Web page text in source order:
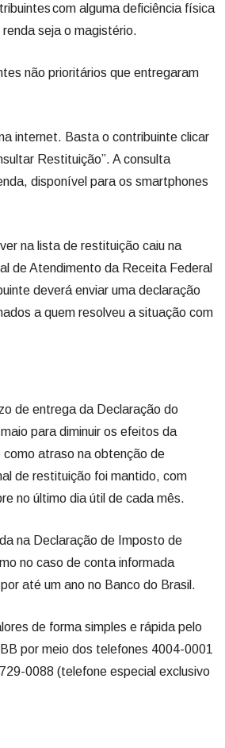
com alguma deficiência física
seja o magistério.
não prioritários que entregaram
internet. Basta o contribuinte clicar
Restituição”. A consulta
disponível para os smartphones
na lista de restituição caiu na
de Atendimento da Receita Federal
deverá enviar uma declaração
a quem resolveu a situação com
de entrega da Declaração do
para diminuir os efeitos da
como atraso na obtenção de
de restituição foi mantido, com
no último dia útil de cada mês.
na Declaração de Imposto de
no caso de conta informada
até um ano no Banco do Brasil.
de forma simples e rápida pelo
por meio dos telefones 4004-0001
0088 (telefone especial exclusivo